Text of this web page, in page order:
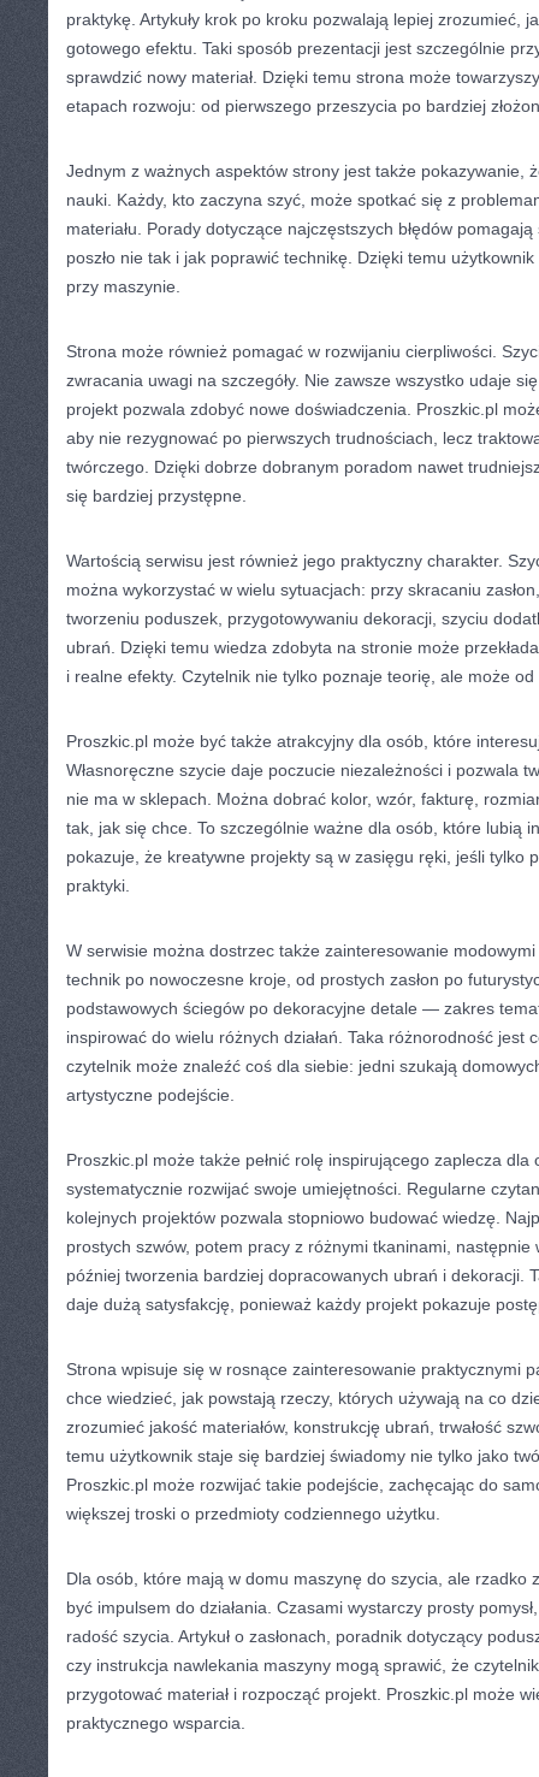
praktykę. Artykuły krok po kroku pozwalają lepiej zrozumieć,
gotowego efektu. Taki sposób prezentacji jest szczególnie
sprawdzić nowy materiał. Dzięki temu strona może
etapach rozwoju: od pierwszego przeszycia po bardziej
Jednym z ważnych aspektów strony jest także pokazywanie,
nauki. Każdy, kto zaczyna szyć, może spotkać się z
materiału. Porady dotyczące najczęstszych błędów
poszło nie tak i jak poprawić technikę. Dzięki temu
przy maszynie.
Strona może również pomagać w rozwijaniu cierpliwości.
zwracania uwagi na szczegóły. Nie zawsze wszystko udaje
projekt pozwala zdobyć nowe doświadczenia. Proszkic.pl
aby nie rezygnować po pierwszych trudnościach, lecz
twórczego. Dzięki dobrze dobranym poradom nawet
się bardziej przystępne.
Wartością serwisu jest również jego praktyczny charakter.
można wykorzystać w wielu sytuacjach: przy skracaniu
tworzeniu poduszek, przygotowywaniu dekoracji, szyciu
ubrań. Dzięki temu wiedza zdobyta na stronie może
i realne efekty. Czytelnik nie tylko poznaje teorię, ale może
Proszkic.pl może być także atrakcyjny dla osób, które
Własnoręczne szycie daje poczucie niezależności i pozwala
nie ma w sklepach. Można dobrać kolor, wzór, fakturę,
tak, jak się chce. To szczególnie ważne dla osób, które lubią
pokazuje, że kreatywne projekty są w zasięgu ręki, jeśli tylko
praktyki.
W serwisie można dostrzec także zainteresowanie
technik po nowoczesne kroje, od prostych zasłon po
podstawowych ściegów po dekoracyjne detale — zakres
inspirować do wielu różnych działań. Taka różnorodność jest
czytelnik może znaleźć coś dla siebie: jedni szukają
artystyczne podejście.
Proszkic.pl może także pełnić rolę inspirującego zaplecza dla
systematycznie rozwijać swoje umiejętności. Regularne
kolejnych projektów pozwala stopniowo budować wiedzę.
prostych szwów, potem pracy z różnymi tkaninami, następnie
później tworzenia bardziej dopracowanych ubrań i dekoracji.
daje dużą satysfakcję, ponieważ każdy projekt pokazuje
Strona wpisuje się w rosnące zainteresowanie praktycznymi
chce wiedzieć, jak powstają rzeczy, których używają na co
zrozumieć jakość materiałów, konstrukcję ubrań, trwałość
temu użytkownik staje się bardziej świadomy nie tylko jako
Proszkic.pl może rozwijać takie podejście, zachęcając do
większej troski o przedmioty codziennego użytku.
Dla osób, które mają w domu maszynę do szycia, ale rzadko
być impulsem do działania. Czasami wystarczy prosty
radość szycia. Artykuł o zasłonach, poradnik dotyczący
czy instrukcja nawlekania maszyny mogą sprawić, że
przygotować materiał i rozpocząć projekt. Proszkic.pl może
praktycznego wsparcia.